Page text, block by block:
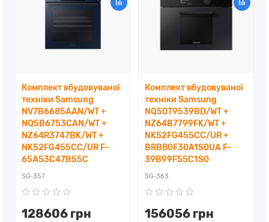
Комплект вбудовуваної
техніки Samsung
NV7B6685AAN/WT +
NQ5B6753CAN/WT +
NZ64R3747BK/WT +
NK52FG455CC/UR F-
65A53C47B55C
SG-357
128606 грн
Комплект вбудовуваної
техніки Samsung
NQ50T9539BD/WT +
NZ64B7799FK/WT +
NK52FG455CC/UR +
BRB80F30A1S0UA F-
39B99F55C1S0
SG-363
156056 грн